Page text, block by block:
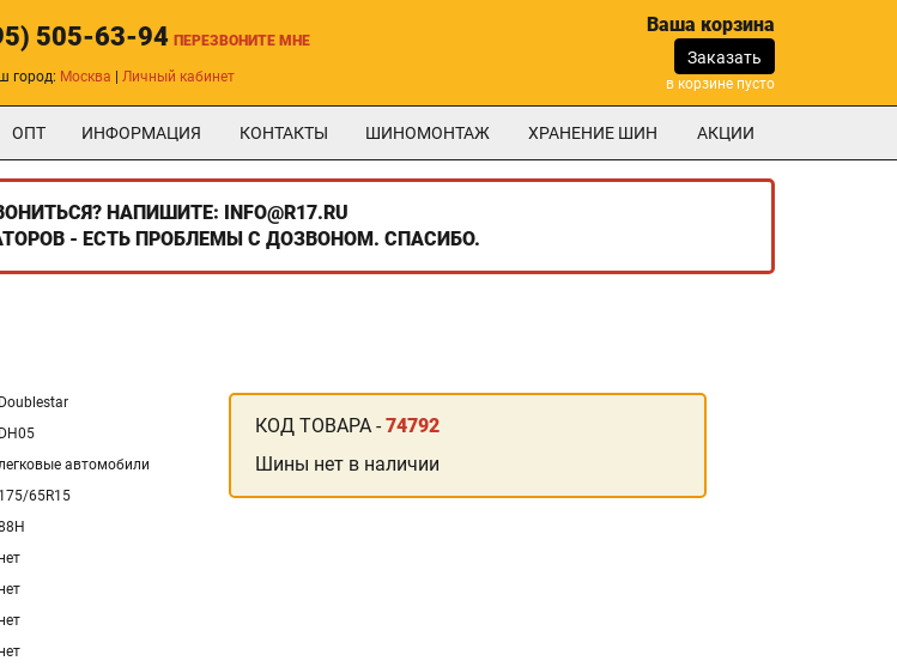
505-63-94 ПЕРЕЗВОНИТЕ МНЕ
город: Москва Личный кабинет
Ваша корзина
Заказать
в корзине пусто
ОПТ ИНФОРМАЦИЯ КОНТАКТЫ ШИНОМОНТАЖ ХРАНЕНИЕ ШИН АКЦИИ
НАПИШИТЕ: INFO@R17.RU
- ЕСТЬ ПРОБЛЕМЫ С ДОЗВОНОМ. СПАСИБО.
Doublestar
DH05
автомобили
175/65R15
нет
нет
нет
нет
КОД ТОВАРА -74792
Шины нет в наличии